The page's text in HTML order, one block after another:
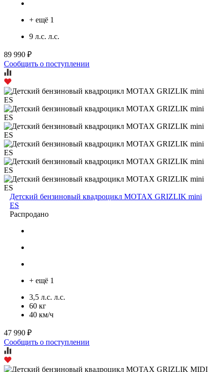
+ ещё 1
9 л.с. л.с.
89 990 ₽
Сообщить о поступлении
Детский бензиновый квадроцикл MOTAX GRIZLIK mini
ES
Распродано
+ ещё 1
3,5 л.с. л.с.
60 кг
40 км/ч
47 990 ₽
Сообщить о поступлении